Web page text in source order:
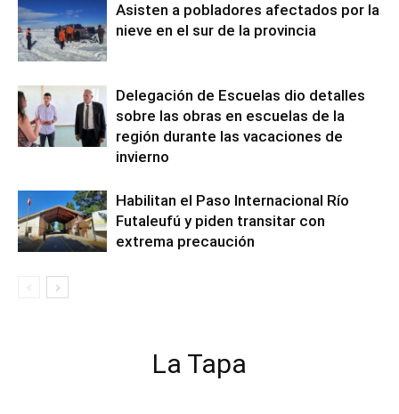
Asisten a pobladores afectados por la
nieve en el sur de la provincia
Delegación de Escuelas dio detalles
sobre las obras en escuelas de la
región durante las vacaciones de
invierno
Habilitan el Paso Internacional Río
Futaleufú y piden transitar con
extrema precaución
La Tapa